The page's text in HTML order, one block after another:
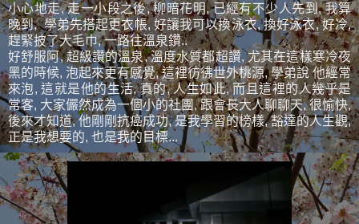
小心地走, 走一小段之後, 柳暗花明, 已經有不少人先到, 我算
晚到, 學弟先搭起更衣帳, 好讓我可以換泳衣, 換好泳衣, 好冷,
趕緊披了大毛巾, 一路往溫泉鑽..
好舒服阿, 超級讚的溫泉, 溫度水質都超讚, 尤其在這樣寒冷夜
黑的時候, 泡起來更有感覺, 這裡彷彿世外桃源, 學弟說 他經常
來泡, 這就是他的生活, 真的, 人生如此, 而且這裡的人幾乎是
常客, 大家儼然成為一個小的社團, 跟會長大人聊聊天, 很愉快,
後來才知道, 他剛剛抗癌成功, 是我學習的榜樣, 豁達的人生觀,
正是我想要的, 也是我的目標...